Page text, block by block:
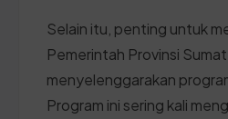
Selain itu, penting untuk
Pemerintah Provinsi
menyelenggarakan
Program ini sering kali